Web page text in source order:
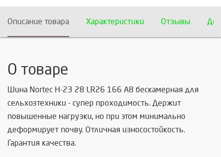
Описание товара Характеристики Отзывы
О товаре
Шина Nortec H-23 28 LR26 166 A8 бескамерная для
сельхозтехники - супер проходимость. Держит
повышенные нагрузки, но при этом минимально
деформирует почву. Отличная износостойкость.
Гарантия качества.